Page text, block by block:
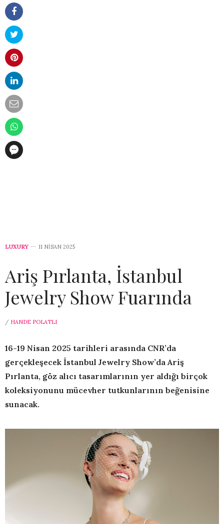
LUXURY 11 NISAN 2025
Ariş Pırlanta, İstanbul
Jewelry Show Fuarında
/ HANDE POLATLI
16-19 Nisan 2025 tarihleri arasında CNR’da
gerçekleşecek İstanbul Jewelry Show’da Ariş
Pırlanta, göz alıcı tasarımlarının yer aldığı birçok
koleksiyonunu mücevher tutkunlarının beğenisine
sunacak.